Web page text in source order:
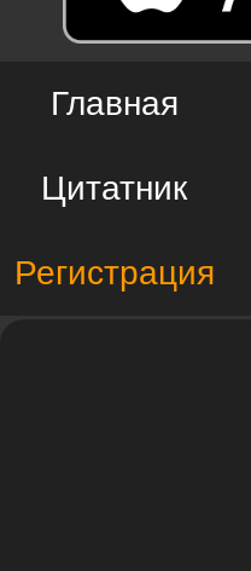
Главная
Цитатник
Регистрация